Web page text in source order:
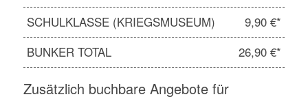
SCHULKLASSE (KRIEGSMUSEUM)
9,90 €*
BUNKER TOTAL
26,90 €*
Zusätzlich buchbare Angebote für